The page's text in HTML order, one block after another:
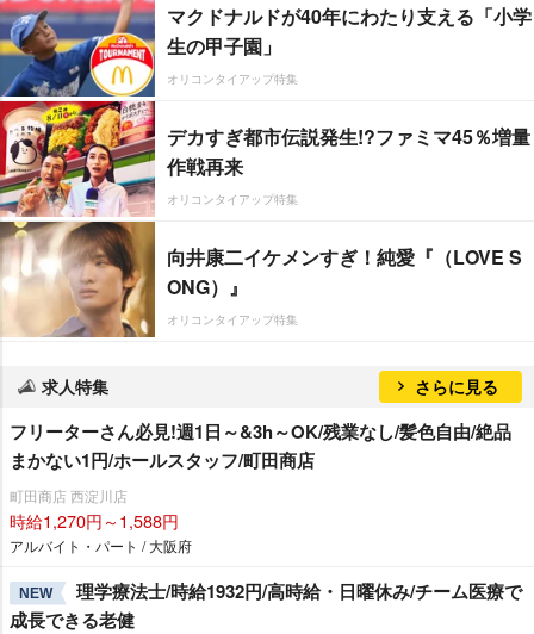
マクドナルドが40年にわたり支える「小学
生の甲子園」
オリコンタイアップ特集
デカすぎ都市伝説発生!?ファミマ45％増量
作戦再来
オリコンタイアップ特集
向井康二イケメンすぎ！純愛『（LOVE S
ONG）』
オリコンタイアップ特集
求人特集 さらに見る
フリーターさん必見!週1日～&3h～OK/残業なし/髪色自由/絶品
まかない1円/ホールスタッフ/町田商店
町田商店 西淀川店
時給1,270円～1,588円
アルバイト・パート / 大阪府
NEW
理学療法士/時給1932円/高時給・日曜休み/チーム医療で
成長できる老健